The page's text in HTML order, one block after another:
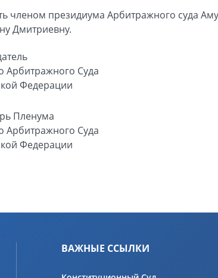
членом президиума Арбитражного суда
Дмитриевну.
Арбитражного Суда
Федерации
Пленума
Арбитражного Суда
Федерации
ВАЖНЫЕ ССЫЛКИ